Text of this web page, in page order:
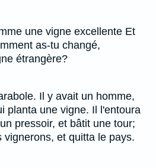
une vigne excellente Et
as-tu changé,
étrangère?
Il y avait un homme,
planta une vigne. Il l'entoura
pressoir, et bâtit une tour;
vignerons, et quitta le pays.